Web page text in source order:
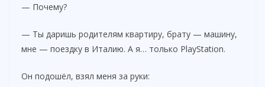
— Почему?
— Ты даришь родителям квартиру, брату — машину,
мне — поездку в Италию. А я… только PlayStation.
Он подошёл, взял меня за руки: